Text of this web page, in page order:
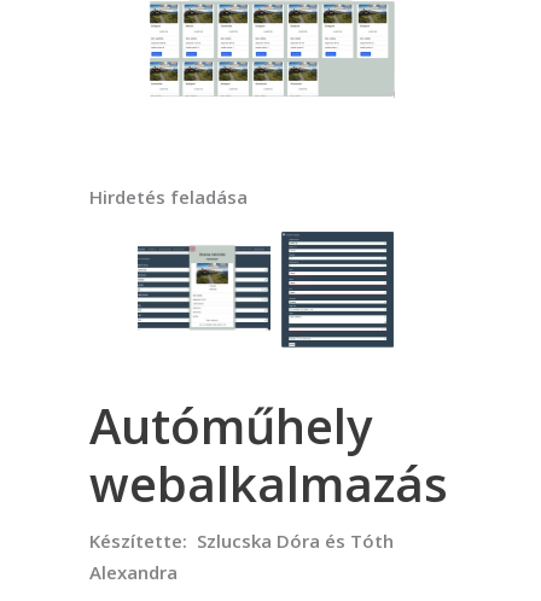
Hirdetés feladása
Autóműhely
webalkalmazás
Készítette: Szlucska Dóra és Tóth
Alexandra